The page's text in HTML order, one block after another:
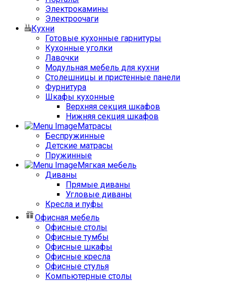
Электрокамины
Электроочаги
Кухни
Готовые кухонные гарнитуры
Кухонные уголки
Лавочки
Модульная мебель для кухни
Столешницы и пристенные панели
Фурнитура
Шкафы кухонные
Верхняя секция шкафов
Нижняя секция шкафов
Матрасы
Беспружинные
Детские матрасы
Пружинные
Мягкая мебель
Диваны
Прямые диваны
Угловые диваны
Кресла и пуфы
Офисная мебель
Офисные столы
Офисные тумбы
Офисные шкафы
Офисные кресла
Офисные стулья
Компьютерные столы